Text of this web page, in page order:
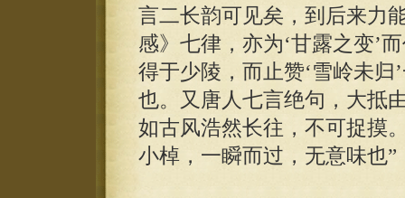
言二长韵可见矣，到后来力
感》七律，亦为‘甘露之变’
得于少陵，而止赞‘雪岭未
也。又唐人七言绝句，大抵
如古风浩然长往，不可捉摸
小棹，一瞬而过，无意味也”